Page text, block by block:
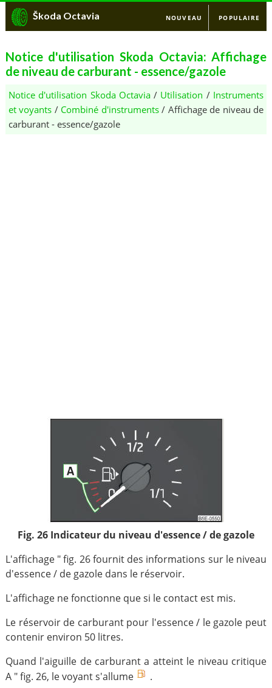
Škoda Octavia NOUVEAU POPULAIRE
Notice d'utilisation Skoda Octavia: Affichage
de niveau de carburant - essence/gazole
Notice d'utilisation Skoda Octavia/ Utilisation / Instruments
et voyants / Combiné d'instruments/ Affichage de niveau de
carburant - essence/gazole
Fig. 26 Indicateur du niveau d'essence / de gazole
L'affichage " fig. 26 fournit des informations sur le niveau
d'essence / de gazole dans le réservoir.
L'affichage ne fonctionne que si le contact est mis.
Le réservoir de carburant pour l'essence / le gazole peut
contenir environ 50 litres.
Quand l'aiguille de carburant a atteint le niveau critique
A " fig. 26, le voyant s'allume
.